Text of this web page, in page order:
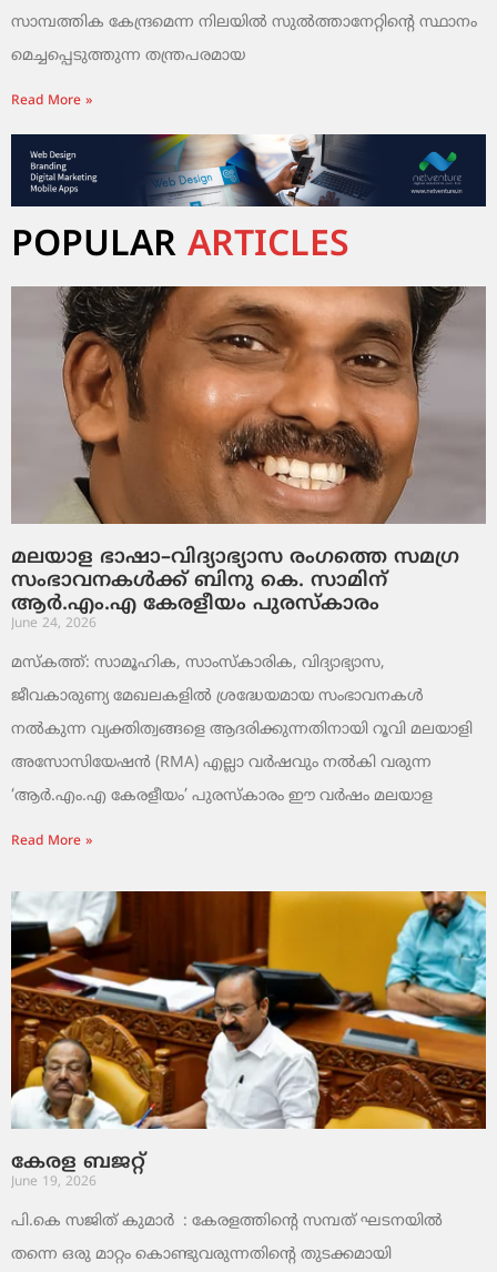
സാമ്പത്തിക കേന്ദ്രമെന്ന നിലയിൽ സുൽത്താനേറ്റിന്റെ സ്ഥാനം
മെച്ചപ്പെടുത്തുന്ന തന്ത്രപരമായ
Read More »
POPULAR ARTICLES
മലയാള ഭാഷാ–വിദ്യാഭ്യാസ രംഗത്തെ സമഗ്ര
സംഭാവനകൾക്ക് ബിനു കെ. സാമിന്
ആർ.എം.എ കേരളീയം പുരസ്‌കാരം
June 24, 2026
മസ്കത്ത്: സാമൂഹിക, സാംസ്‌കാരിക, വിദ്യാഭ്യാസ,
ജീവകാരുണ്യ മേഖലകളിൽ ശ്രദ്ധേയമായ സംഭാവനകൾ
നൽകുന്ന വ്യക്തിത്വങ്ങളെ ആദരിക്കുന്നതിനായി റൂവി മലയാളി
അസോസിയേഷൻ (RMA) എല്ലാ വർഷവും നൽകി വരുന്ന
‘ആർ.എം.എ കേരളീയം’ പുരസ്‌കാരം ഈ വർഷം മലയാള
Read More »
കേരള ബജറ്റ്
June 19, 2026
പി.കെ സജിത് കുമാര്‍ : കേരളത്തിന്റെ സമ്പത് ഘടനയിൽ
തന്നെ ഒരു മാറ്റം കൊണ്ടുവരുന്നതിന്റെ തുടക്കമായി